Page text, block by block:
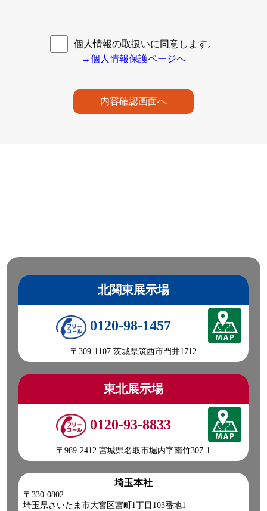
個人情報の取扱いに同意します。
→個人情報保護ページへ
内容確認画面へ
北関東展示場
0120-98-1457
〒309-1107 茨城県筑西市門井1712
東北展示場
0120-93-8833
〒989-2412 宮城県名取市堀内字南竹307-1
埼玉本社
〒330-0802
埼玉県さいたま市大宮区宮町1丁目103番地1